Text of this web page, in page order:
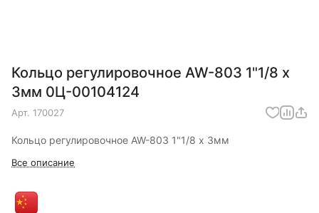
Кольцо регулировочное AW-803 1"1/8 х
3мм 0Ц-00104124
Арт. 170027
Кольцо регулировочное AW-803 1"1/8 х 3мм
Все описание